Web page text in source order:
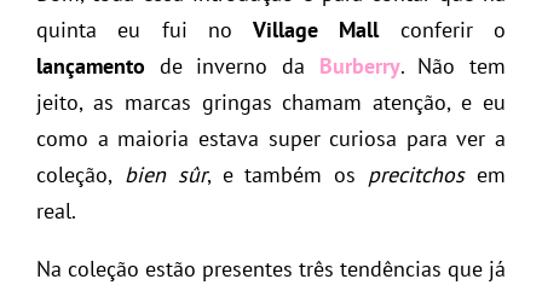
quinta eu fui noVillage Mallconferir o
lançamento de inverno da Burberry. Não tem
jeito, as marcas gringas chamam atenção, e eu
como a maioria estava super curiosa para ver a
coleção, bien sûr, e também os precitchosem
real.
Na coleção estão presentes três tendências que já